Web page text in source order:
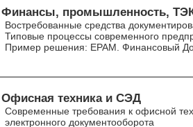
Финансы, промышленность,
Востребованные средства
Типовые процессы современного
Пример решения: ЕРАМ. Финансовый
Офисная техника и СЭД
Современные требования к офисной
электронного документооборота